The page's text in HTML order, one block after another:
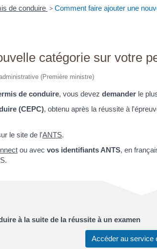
de conduire > Comment faire ajouter une
catégorie sur votre
(Première ministre)
de conduire, vous devez demander le
(CEPC), obtenu après la réussite à
le site de l'ANTS.
ou avec vos identifiants ANTS, en
à la suite de la réussite à un examen
Accéder au service